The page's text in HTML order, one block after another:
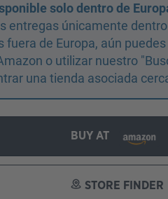
solo dentro de
entregas únicamente
fuera de Europa, aún
o utilizar nuestro
una tienda asociada
BUY AT
STORE FINDER